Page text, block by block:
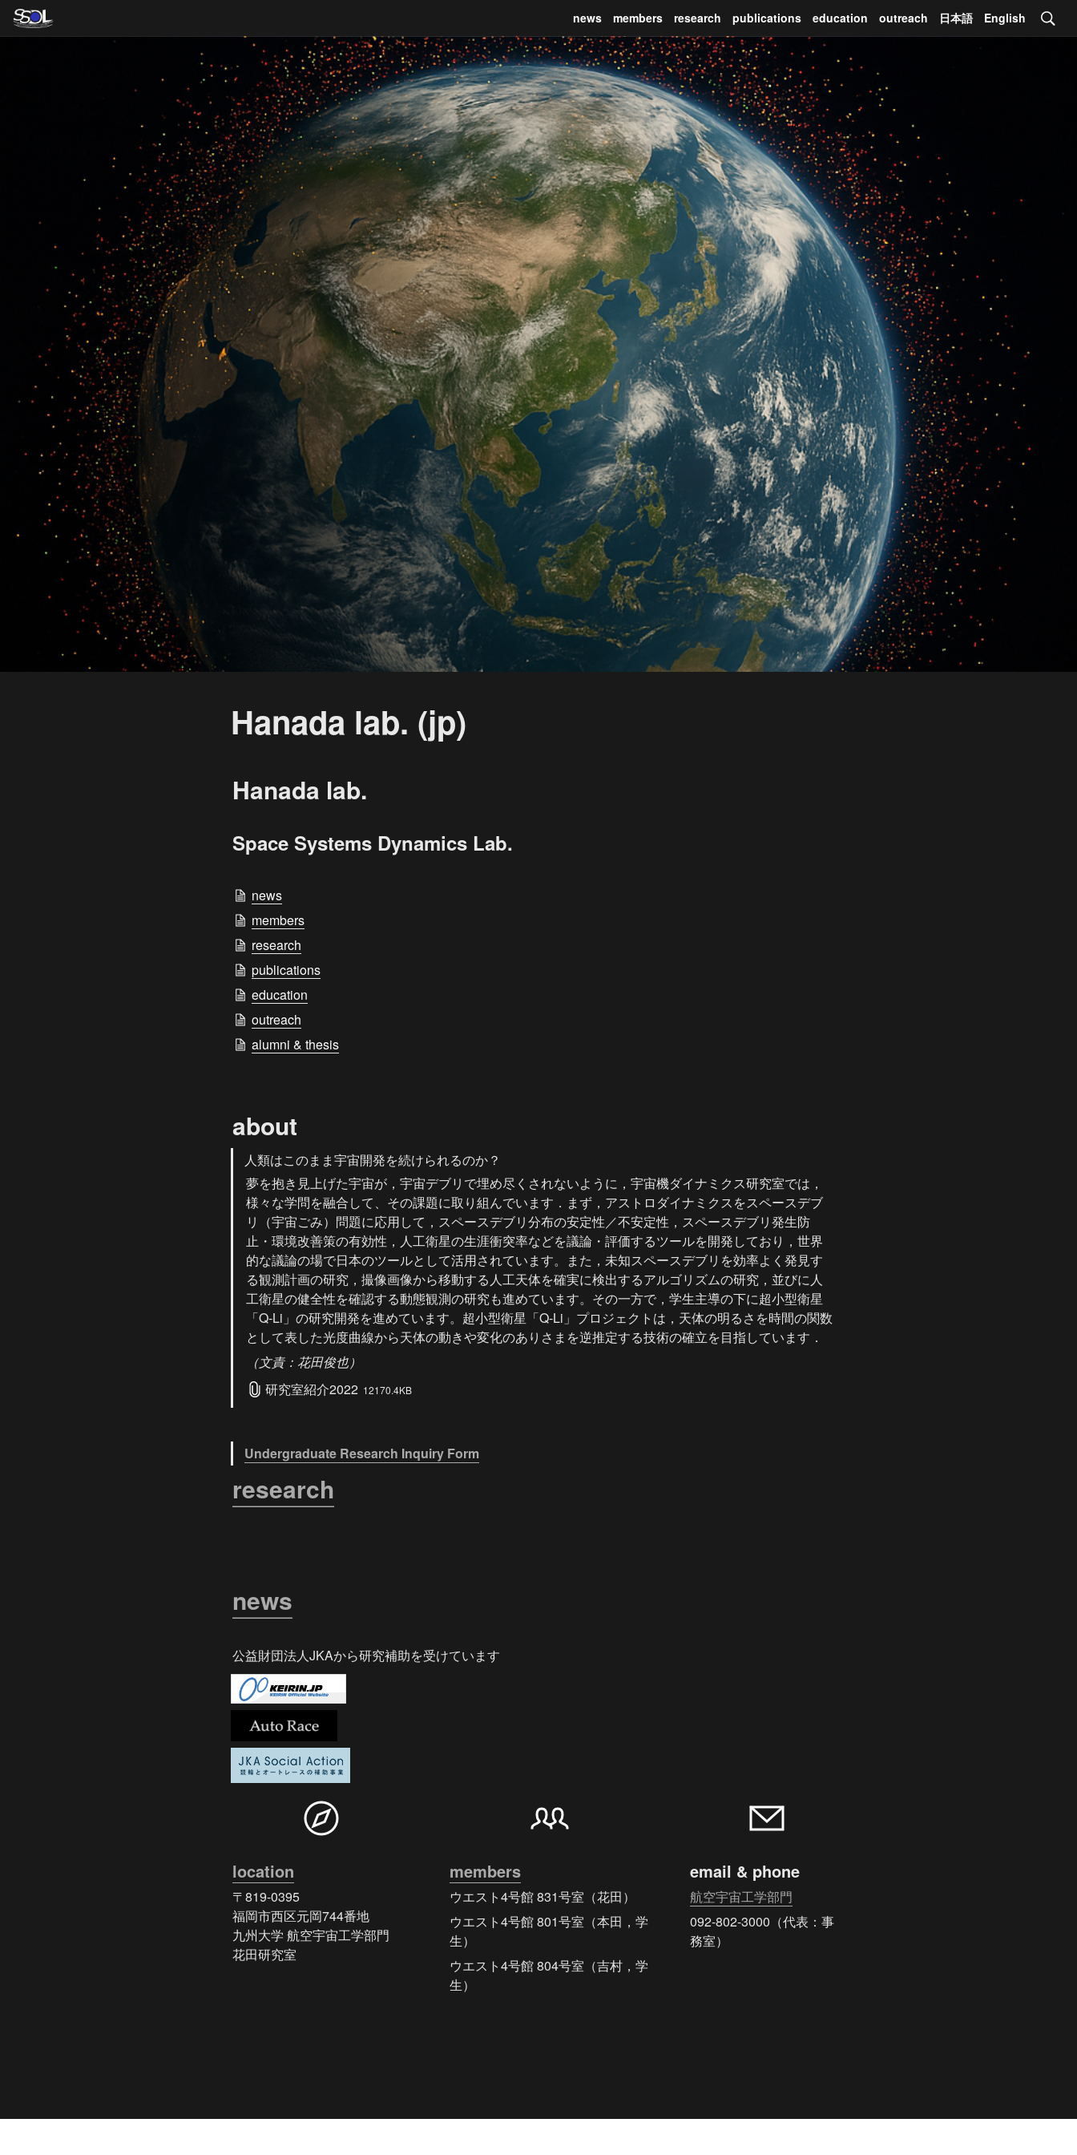
news members research publications education outreach 日本語 English
Hanada lab. (jp)
Hanada lab.
Space Systems Dynamics Lab.
news
members
research
publications
education
outreach
alumni & thesis
about
人類はこのまま宇宙開発を続けられるのか？
夢を抱き見上げた宇宙が，宇宙デブリで埋め尽くされないように，宇宙機ダイナミクス研究室では，
様々な学問を融合して、その課題に取り組んでいます．まず，アストロダイナミクスをスペースデブ
リ（宇宙ごみ）問題に応用して，スペースデブリ分布の安定性／不安定性，スペースデブリ発生防
止・環境改善策の有効性，人工衛星の生涯衝突率などを議論・評価するツールを開発しており，世界
的な議論の場で日本のツールとして活用されています。また，未知スペースデブリを効率よく発見す
る観測計画の研究，撮像画像から移動する人工天体を確実に検出するアルゴリズムの研究，並びに人
工衛星の健全性を確認する動態観測の研究も進めています。その一方で，学生主導の下に超小型衛星
「Q-Li」の研究開発を進めています。超小型衛星「Q-Li」プロジェクトは，天体の明るさを時間の関数
として表した光度曲線から天体の動きや変化のありさまを逆推定する技術の確立を目指しています．
（文責：花田俊也）
研究室紹介2022 12170.4KB
Undergraduate Research Inquiry Form
research
news
公益財団法人JKAから研究補助を受けています
location
〒819-0395
福岡市西区元岡744番地
九州大学 航空宇宙工学部門
花田研究室
members
ウエスト4号館 831号室（花田）
ウエスト4号館 801号室（本田，学
生）
ウエスト4号館 804号室（吉村，学
生）
email & phone
航空宇宙工学部門
092-802-3000（代表：事
務室）